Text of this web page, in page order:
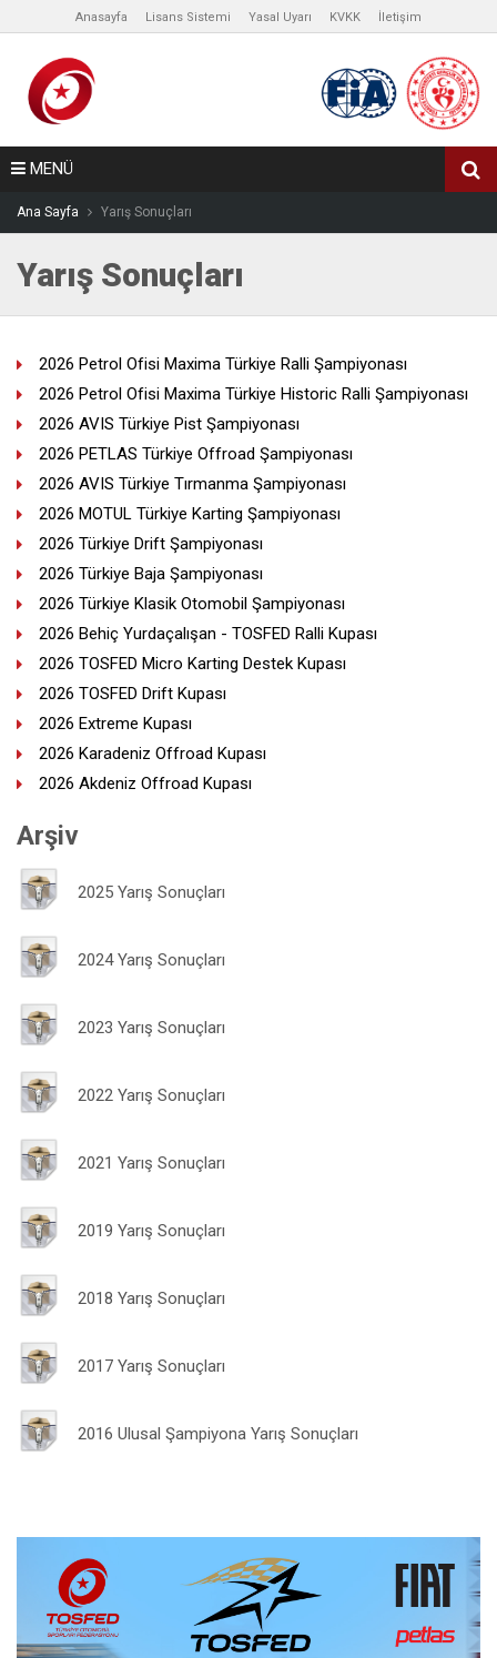
Anasayfa Lisans Sistemi Yasal Uyarı KVKK İletişim
MENÜ
Ana Sayfa Yarış Sonuçları
Yarış Sonuçları
2026 Petrol Ofisi Maxima Türkiye Ralli Şampiyonası
2026 Petrol Ofisi Maxima Türkiye Historic Ralli Şampiyonası
2026 AVIS Türkiye Pist Şampiyonası
2026 PETLAS Türkiye Offroad Şampiyonası
2026 AVIS Türkiye Tırmanma Şampiyonası
2026 MOTUL Türkiye Karting Şampiyonası
2026 Türkiye Drift Şampiyonası
2026 Türkiye Baja Şampiyonası
2026 Türkiye Klasik Otomobil Şampiyonası
2026 Behiç Yurdaçalışan - TOSFED Ralli Kupası
2026 TOSFED Micro Karting Destek Kupası
2026 TOSFED Drift Kupası
2026 Extreme Kupası
2026 Karadeniz Offroad Kupası
2026 Akdeniz Offroad Kupası
Arşiv
2025 Yarış Sonuçları
2024 Yarış Sonuçları
2023 Yarış Sonuçları
2022 Yarış Sonuçları
2021 Yarış Sonuçları
2019 Yarış Sonuçları
2018 Yarış Sonuçları
2017 Yarış Sonuçları
2016 Ulusal Şampiyona Yarış Sonuçları